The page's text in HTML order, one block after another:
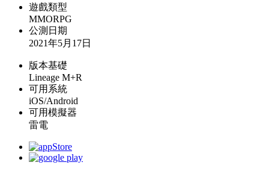
遊戲類型
MMORPG
公測日期
2021年5月17日
版本基礎
Lineage M+R
可用系統
iOS/Android
可用模擬器
雷電